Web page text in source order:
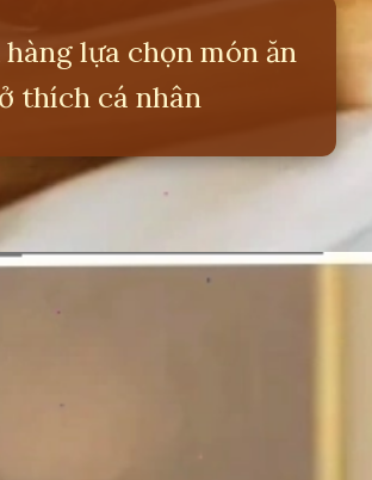
lựa chọn món ăn
thích cá nhân
erci.edu.vn/room-service-la-gi